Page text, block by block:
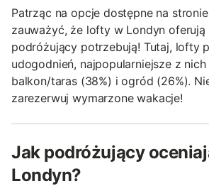
Patrząc na opcje dostępne na
zauważyć, że lofty w Londyn
podróżujący potrzebują! Tutaj, lofty
udogodnień, najpopularniejsze z
balkon/taras (38%) i ogród (26%).
zarezerwuj wymarzone wakacje!
Jak podróżujący
Londyn?